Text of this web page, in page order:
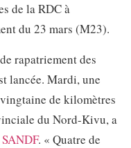
de la RDC à
du 23 mars (M23).
rapatriement des
lancée. Mardi, une
de kilomètres
du Nord-Kivu, a
SANDF. « Quatre de